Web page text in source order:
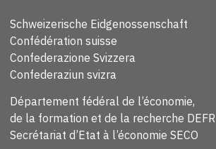
Schweizerische Eidgenossenschaft
Confédération suisse
Confederazione Svizzera
Confederaziun svizra
Département fédéral de l’économie,
de la formation et de la recherche DEFR
Secrétariat d’Etat à l’économie SECO